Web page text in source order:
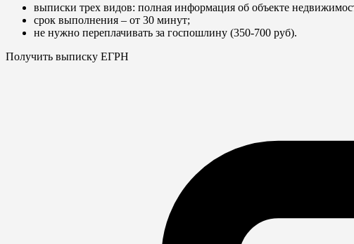
выписки трех видов: полная информация об объекте
срок выполнения – от 30 минут;
не нужно переплачивать за госпошлину (350-700 руб).
Получить выписку ЕГРН